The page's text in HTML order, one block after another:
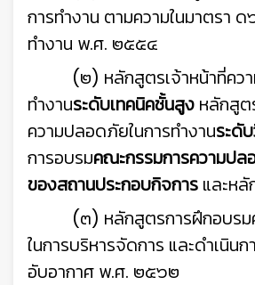
การทำงาน ตามความในมาตรา
ทำงาน พ.ศ. ๒๕๕๔
(๒) หลักสูตรเจ้าหน้าที่คว
ทำงานระดับเทคนิคชั้นสูง หลักสูต
ความปลอดภัยในการทำงานระดั
การอบรมคณะกรรมการความปล
ของสถานประกอบกิจการ และห
(๓) หลักสูตรการฝึกอบรม
ในการบริหารจัดการ และดำเนิ
อับอากาศ พ.ศ. ๒๕๖๒